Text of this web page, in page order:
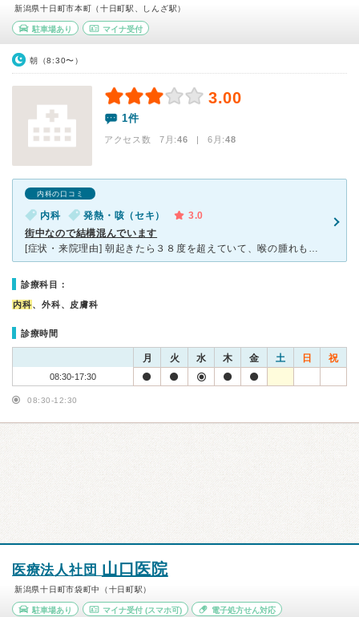
新潟県十日町市本町（十日町駅、しんざ駅）
駐車場あり マイナ受付
朝（8:30〜）
3.00
1件
アクセス数 7月:46 | 6月:48
内科の口コミ
内科 発熱・咳（セキ）
3.0
街中なので結構混んでいます
[症状・来院理由] 朝起きたら３８度を超えていて、喉の腫れもあったので近所の本町クリニックにかかりました。 [医師の診断・治療法] 喉に膿みが付いているし扁桃腺が腫れていてそのせいで熱が出ている
診療科目：
内科、外科、皮膚科
診療時間
月 火 水 木 金 土 日 祝
08:30-17:30
08:30-12:30
医療法人社団 山口医院
新潟県十日町市袋町中（十日町駅）
駐車場あり マイナ受付(スマホ可) 電子処方せん対応